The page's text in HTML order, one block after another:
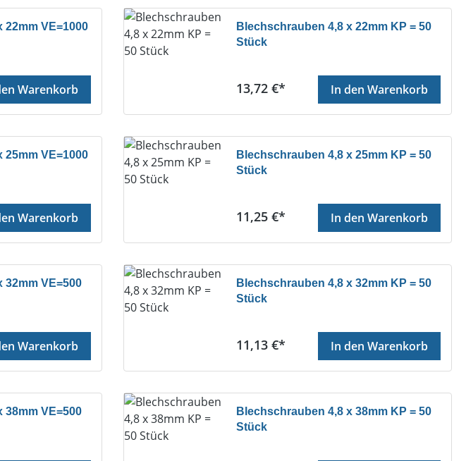
22mm VE=1000
Warenkorb
Blechschrauben 4,8 x 22mm KP = 50
Stück
Regulärer Preis:
13,72 €* In den Warenkorb
25mm VE=1000
Warenkorb
Blechschrauben 4,8 x 25mm KP = 50
Stück
Regulärer Preis:
11,25 €* In den Warenkorb
32mm VE=500
Warenkorb
Blechschrauben 4,8 x 32mm KP = 50
Stück
Regulärer Preis:
11,13 €* In den Warenkorb
38mm VE=500
Blechschrauben 4,8 x 38mm KP = 50
Stück